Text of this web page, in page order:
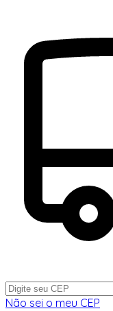
Não sei o meu CEP